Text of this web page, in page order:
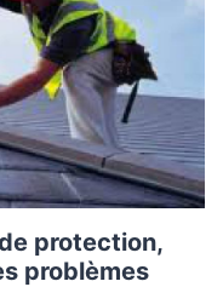
protection,
problèmes